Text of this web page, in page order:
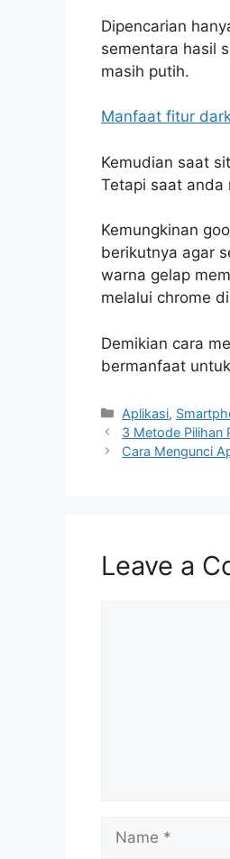
Dipencarian
sementara hasil
masih putih.
Manfaat fitur
Kemudian saat
Tetapi saat anda
Kemungkinan
berikutnya agar
warna gelap
melalui chrome
Demikian cara
bermanfaat
Categories
Aplikasi,
3 Metode Pilihan
Cara Mengunci
Leave a